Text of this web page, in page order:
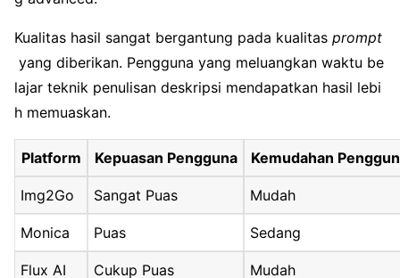
Kualitas hasil sangat bergantung pada kualitas prompt
yang diberikan. Pengguna yang meluangkan waktu be
lajar teknik penulisan deskripsi mendapatkan hasil lebi
h memuaskan.
Platform Kepuasan Pengguna Kemudahan
Img2Go Sangat Puas Mudah
Monica Puas Sedang
Flux AI Cukup Puas Mudah